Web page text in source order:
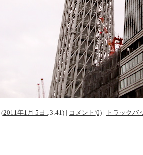
(2011年1月 5日 13:41) | コメント(0) | トラックバ